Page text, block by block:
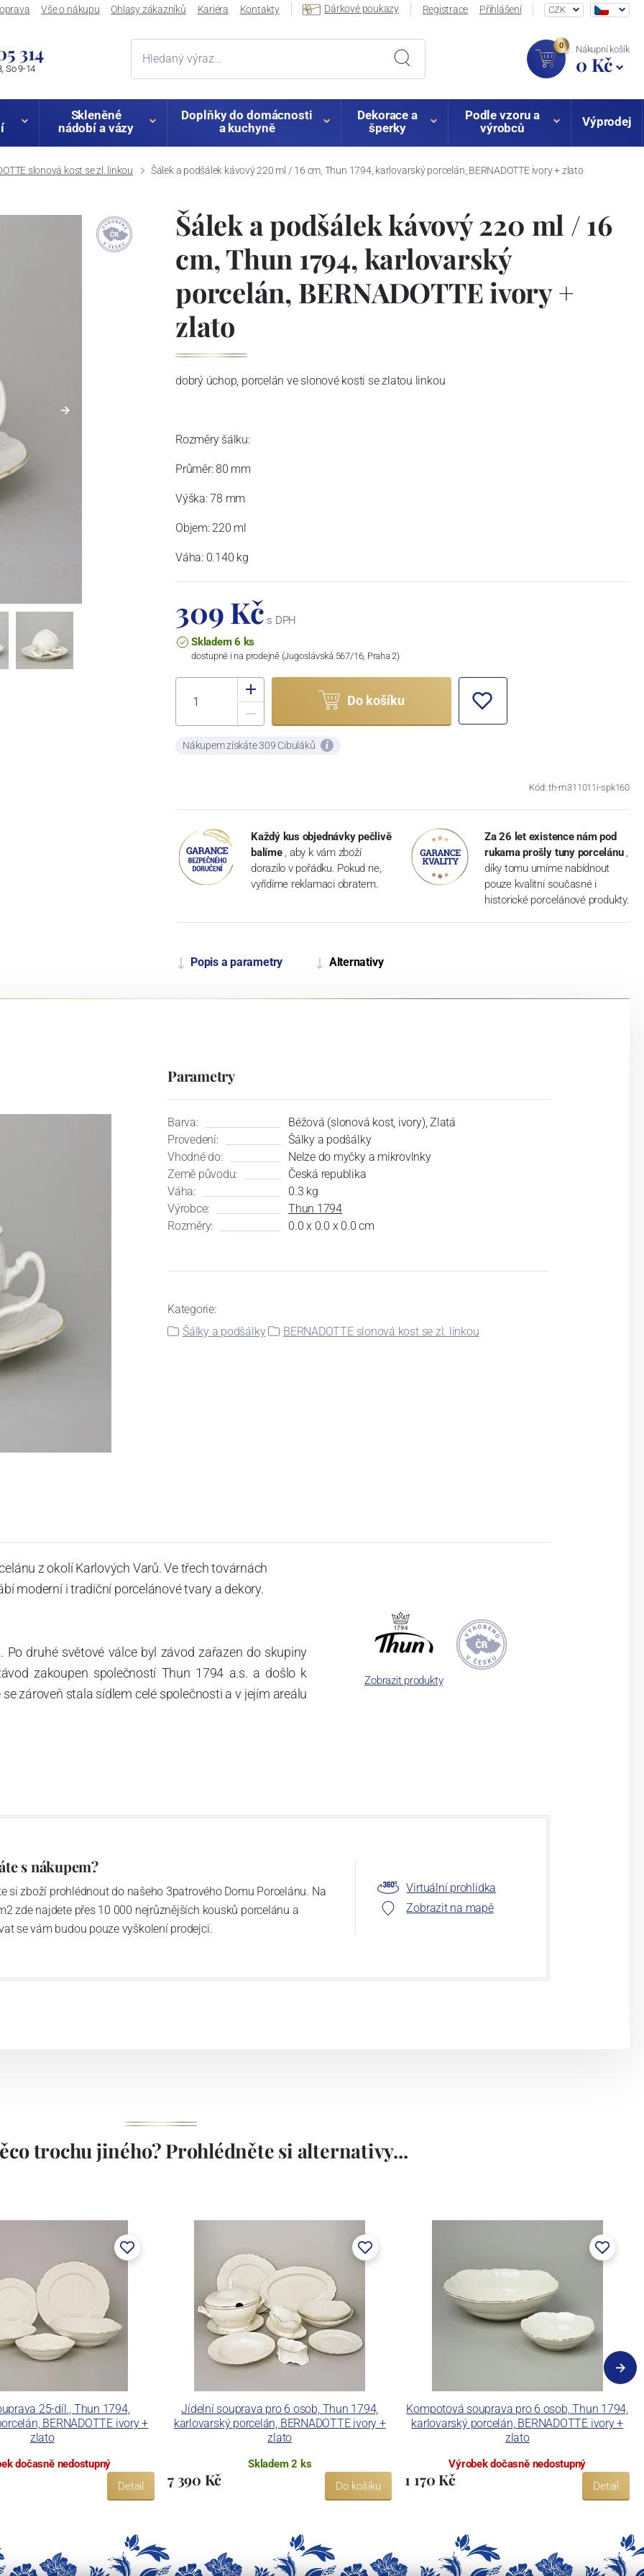
Vše o nákupu Ohlasy zákazníků Kariéra Kontakty Dárkové poukazy Registrace Přihlášení CZK
314
So 9-14
0 Nákupní košík
0 Kč
Skleněné
nádobí a vázy
Doplňky do domácnosti
a kuchyně
Dekorace a
šperky
Podle vzoru a
výrobců
Výprodej
slonová kost se zl. linkou Šálek a podšálek kávový 220 ml / 16 cm, Thun 1794, karlovarský porcelán, BERNADOTTE ivory + zlato
Šálek a podšálek kávový 220 ml / 16
cm, Thun 1794, karlovarský
porcelán, BERNADOTTE ivory +
zlato
dobrý úchop, porcelán ve slonové kosti se zlatou linkou
Rozměry šálku:
Průměr:80 mm
Výška:78 mm
Objem: 220 ml
Váha: 0.140 kg
309 Kč s DPH
Skladem 6 ks
dostupné i na prodejně (Jugoslávská 567/16, Praha 2)
Do košíku
Nákupem získáte 309 Cibuláků
Kód: th-m311011i-spk160
Každý kus objednávky pečlivě
balíme , aby k vám zboží
dorazilo v pořádku. Pokud ne,
vyřídíme reklamaci obratem.
Za 26 let existence nám pod
rukama prošly tuny porcelánu ,
díky tomu umíme nabídnout
pouze kvalitní současné i
historické porcelánové produkty.
Popis a parametry Alternativy
Parametry
Barva:
Béžová (slonová kost, ivory), Zlatá
Provedení:
Šálky a podšálky
Vhodné do:
Nelze do myčky a mikrovlnky
Země původu:
Česká republika
Váha:
0.3 kg
Výrobce:
Thun 1794
Rozměry:
0.0 x 0.0 x 0.0 cm
Kategorie:
Šálky a podšálky
BERNADOTTE slonová kost se zl. linkou
z okolí Karlových Varů. Ve třech továrnách
moderní i tradiční porcelánové tvary a dekory.
Po druhé světové válce byl závod zařazen do skupiny
zakoupen společností Thun 1794 a.s. a došlo k
zároveň stala sídlem celé společnosti a v jejím areálu
Františkem Josefem Thunem a J.N. Weberem,
letech minulého století byla továrna přemístěna do
se nachází dodnes. Závod je vybaven moderními
zařízení. Závod je vybaven zařízením na výrobu
a vtavnou dekorační pecí. Závod je schopen
technik.
LC a Thun Hotel & Restaurant.
Zobrazit produkty
s nákupem?
si zboží prohlédnout do našeho 3patrového Domu Porcelánu. Na
zde najdete přes 10 000 nejrůznějších kousků porcelánu a
se vám budou pouze vyškolení prodejci.
Virtuální prohlídka
Zobrazit na mapě
trochu jiného? Prohlédněte si alternativy...
25-díl., Thun 1794,
BERNADOTTE ivory +
zlato
dočasně nedostupný
Detail
Jídelní souprava pro 6 osob, Thun 1794,
karlovarský porcelán, BERNADOTTE ivory +
zlato
Skladem 2 ks
7 390 Kč Do košíku
Kompotová souprava pro 6 osob, Thun 1794,
karlovarský porcelán, BERNADOTTE ivory +
zlato
Výrobek dočasně nedostupný
1 170 Kč Detail